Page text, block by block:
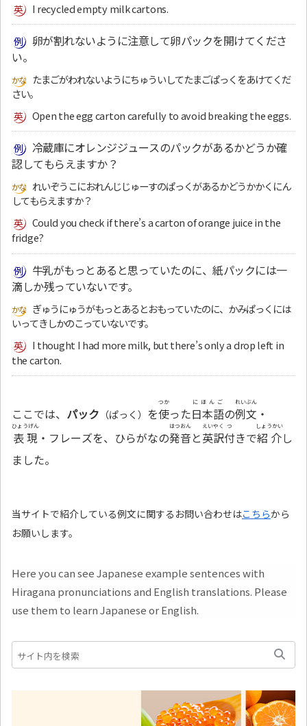
I recycled empty milk cartons.
卵が割れないように注意して卵パックを開けてくださ
い。
たまごがわれないようにちゅういしてたまごぱっくをあけてくだ
さい。
Open the egg carton carefully to avoid breaking the eggs.
冷蔵庫にオレンジジュースのパックがあるかどうか確
認してもらえますか？
れいぞうこにおれんじじゅーすのぱっくがあるかどうかかくにん
してもらえますか？
Could you check if there’s a carton of orange juice in the
fridge?
牛乳がもっとあると思っていたのに、紙パックには一
滴しか残っていないです。
ぎゅうにゅうがもっとあるとおもっていたのに、かみぱっくには
いってきしかのこっていないです。
I thought I had more milk, but there’s only a drop left in
the carton.
ここでは、 パック （ぱっく） を使
つか
った日本語
にほんご
の例文
れいぶん
・
表現
ひょうげん
・フレーズを、ひらがなの発音
はつおん
と英訳
えいやく
付
つ
きで紹介
しょうかい
し
ました。
当サイトで紹介している例文に関するお問い合わせはこちらから
お願いします。
Here you can see Japanese example sentences with
Hiragana pronunciations and English translations. Please
use them to learn Japanese or English.